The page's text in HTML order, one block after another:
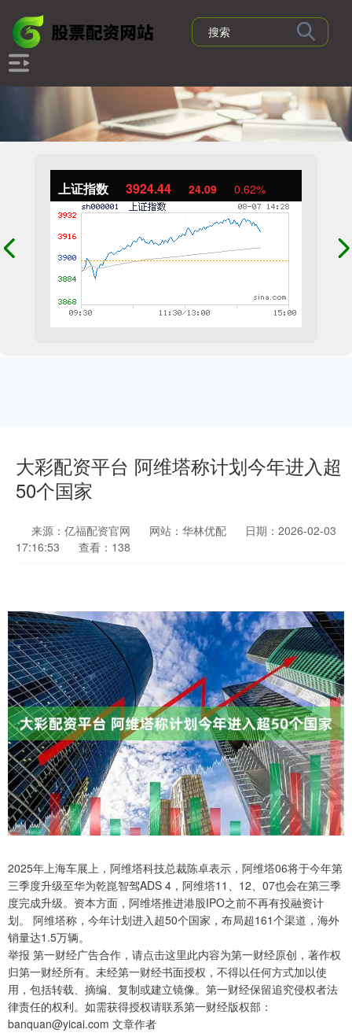
上证指数 3924.44 24.09 0.62%
大彩配资平台 阿维塔称计划今年进入超
50个国家
来源：亿福配资官网 网站：华林优配
日期：2026-02-03
17:16:53
查看：138
2025年上海车展上，阿维塔科技总裁陈卓表示，阿维塔06将于今年第
三季度升级至华为乾崑智驾ADS 4，阿维塔11、12、07也会在第三季
度完成升级。资本方面，阿维塔推进港股IPO之前不再有投融资计
划。 阿维塔称，今年计划进入超50个国家，布局超161个渠道，海外
销量达1.5万辆。
举报 第一财经广告合作，请点击这里此内容为第一财经原创，著作权
归第一财经所有。未经第一财经书面授权，不得以任何方式加以使
用，包括转载、摘编、复制或建立镜像。第一财经保留追究侵权者法
律责任的权利。如需获得授权请联系第一财经版权部：
banquan@yicai.com 文章作者